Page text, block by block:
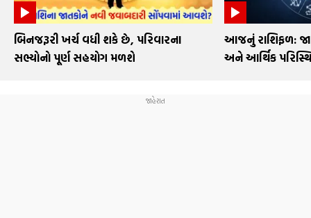
બિનજરૂરી ખર્ચ વધી શકે છે, પરિવારના
સભ્યોનો પૂર્ણ સહયોગ મળશે
આજનું રાશિફળ:
અને આર્થિક